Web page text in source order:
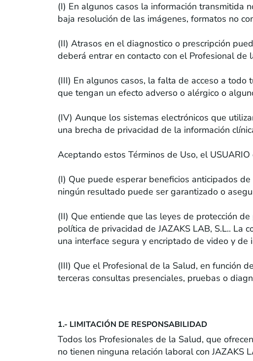
(I) En algunos casos la información transmitida
baja resolución de las imágenes, formatos no
(II) Atrasos en el diagnostico o prescripción
deberá entrar en contacto con el Profesional de
(III) En algunos casos, la falta de acceso a
que tengan un efecto adverso o alérgico o
(IV) Aunque los sistemas electrónicos que
una brecha de privacidad de la información
Aceptando estos Términos de Uso, el
(I) Que puede esperar beneficios anticipados
ningún resultado puede ser garantizado o
(II) Que entiende que las leyes de protección
política de privacidad de JAZAKS LAB, S.L.. La
una interface segura y encriptado de video y de
(III) Que el Profesional de la Salud, en función
terceras consultas presenciales, pruebas o
1.- LIMITACIÓN DE RESPONSABILIDAD
Todos los Profesionales de la Salud, que
no tienen ninguna relación laboral con JAZAKS